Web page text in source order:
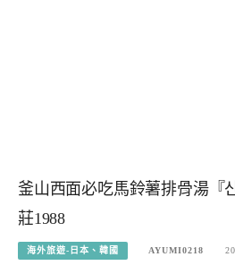
釜山西面必吃馬鈴薯排骨湯『
莊1988
海外旅遊-日本、韓國 AYUMI0218